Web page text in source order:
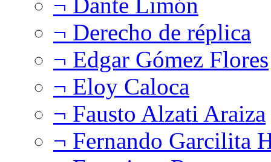
¬ Derecho de réplica
¬ Edgar Gómez Flores
¬ Eloy Caloca
¬ Fausto Alzati Araiza
¬ Fernando Garcilita